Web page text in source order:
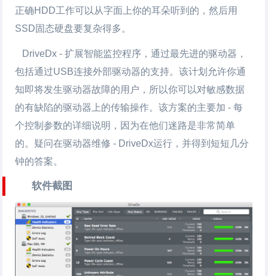
正确HDD工作可以从字面上你的耳朵听到的，然后用
SSD固态硬盘要复杂得多。
DriveDx - 扩展智能监控程序，通过最先进的驱动器，
包括通过USB连接外部驱动器的支持。该计划允许你通
知即将发生驱动器故障的用户，所以你可以对敏感数据
的有缺陷的驱动器上的传输操作。该方案的主要加 - 每
个控制参数的详细说明，因为在他们迷路是非常简单
的。疑问在驱动器维修 - DriveDx运行，并得到短短几分
钟的答案。
软件截图